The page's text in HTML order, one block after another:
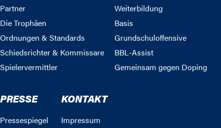
Partner
Die Trophäen
Ordnungen & Standards
Schiedsrichter & Kommissare
Spielervermittler
Weiterbildung
Basis
Grundschuloffensive
BBL-Assist
Gemeinsam gegen Doping
PRESSE
Pressespiegel
KONTAKT
Impressum